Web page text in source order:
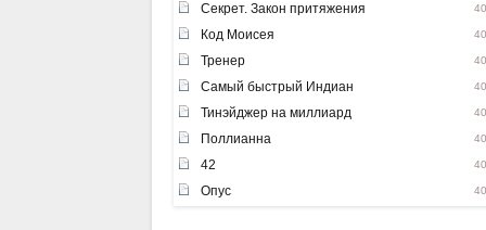
Секрет. Закон притяжения
Код Моисея
Тренер
Самый быстрый Индиан
Тинэйджер на миллиард
Поллианна
42
Опус